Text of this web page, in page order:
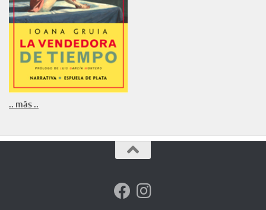
.. más ..